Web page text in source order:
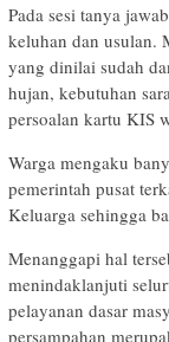
Pada sesi tanya
keluhan dan usulan.
yang dinilai sudah
hujan, kebutuhan
persoalan kartu KIS
Warga mengaku
pemerintah pusat
Keluarga sehingga
Menanggapi hal
menindaklanjuti
pelayanan dasar
persampahan